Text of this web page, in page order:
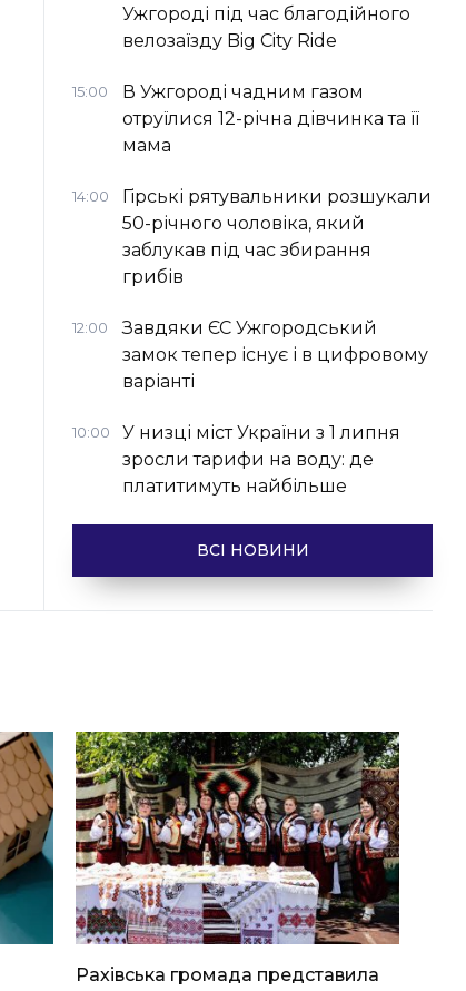
Ужгороді під час благодійного
велозаїзду Big Сity Ride
15:00
В Ужгороді чадним газом
отруїлися 12-річна дівчинка та її
мама
14:00
Гірські рятувальники розшукали
50-річного чоловіка, який
заблукав під час збирання
грибів
12:00
Завдяки ЄС Ужгородський
замок тепер існує і в цифровому
варіанті
10:00
У низці міст України з 1 липня
зросли тарифи на воду: де
платитимуть найбільше
ВСІ НОВИНИ
Рахівська громада представила